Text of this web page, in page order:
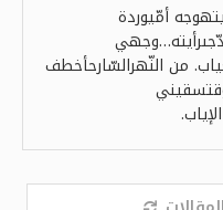
أمّيوردة
من النّهرالسّارحأخطف